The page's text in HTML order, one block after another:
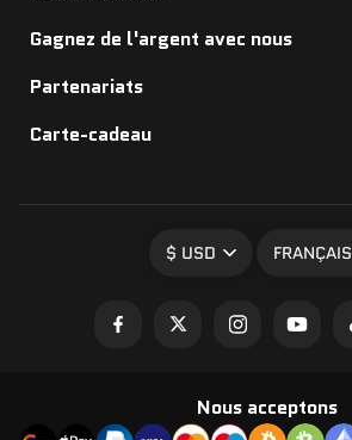
Gagnez de l'argent avec nous
Partenariats
Carte-cadeau
$ USD FRANÇAIS
Nous acceptons